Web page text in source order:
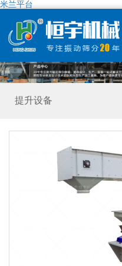
米兰平台
米兰平台
产品中心
提升设备